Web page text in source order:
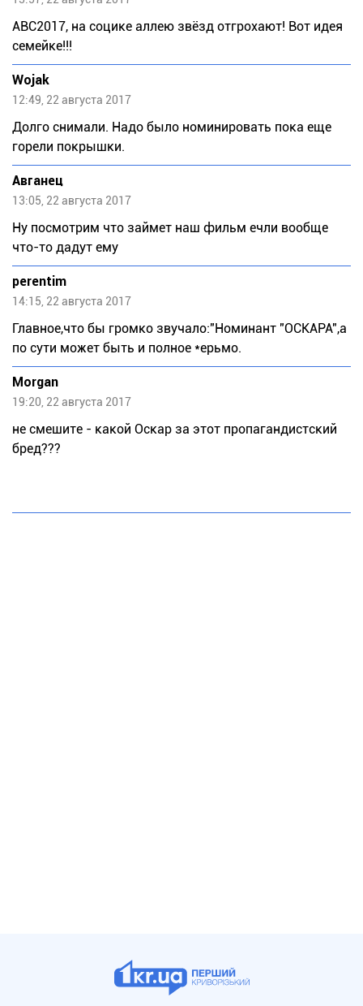
ABC2017, на социке аллею звёзд отгрохают! Вот идея
семейке!!!
Wojak
12:49, 22 августа 2017
Долго снимали. Надо было номинировать пока еще
горели покрышки.
Авганец
13:05, 22 августа 2017
Ну посмотрим что займет наш фильм ечли вообще
что-то дадут ему
perentim
14:15, 22 августа 2017
Главное,что бы громко звучало:"Номинант "ОСКАРА",а
по сути может быть и полное *ерьмо.
Morgan
19:20, 22 августа 2017
не смешите - какой Оскар за этот пропагандистский
бред???